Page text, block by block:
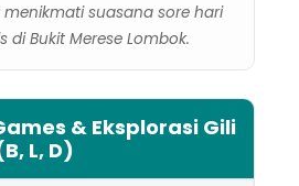
suasana sore hari
di Bukit Merese Lombok.
& Eksplorasi Gili
L, D)